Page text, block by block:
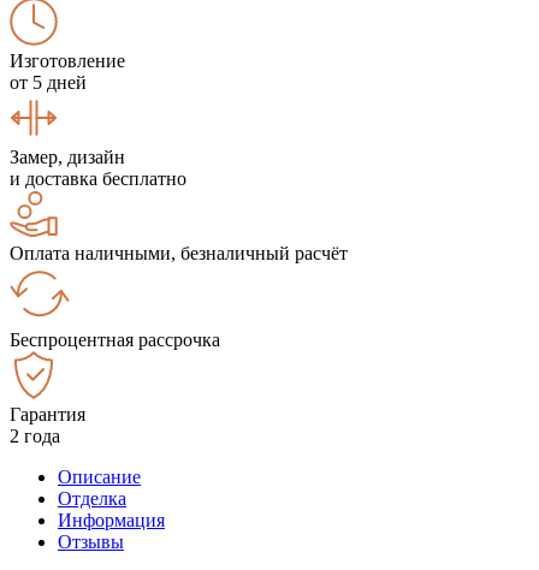
Изготовление
от 5 дней
Замер, дизайн
и доставка бесплатно
Оплата наличными, безналичный расчёт
Беспроцентная рассрочка
Гарантия
2 года
Описание
Отделка
Информация
Отзывы